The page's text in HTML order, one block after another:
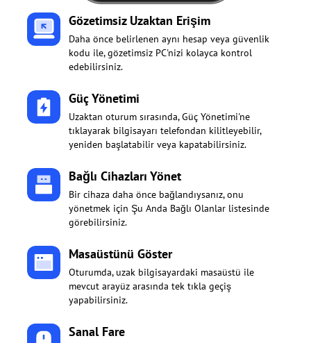
Gözetimsiz Uzaktan Erişim
Daha önce belirlenen aynı hesap veya güvenlik
kodu ile, gözetimsiz PC'nizi kolayca kontrol
edebilirsiniz.
Güç Yönetimi
Uzaktan oturum sırasında, Güç Yönetimi'ne
tıklayarak bilgisayarı telefondan kilitleyebilir,
yeniden başlatabilir veya kapatabilirsiniz.
Bağlı Cihazları Yönet
Bir cihaza daha önce bağlandıysanız, onu
yönetmek için Şu Anda Bağlı Olanlar listesinde
görebilirsiniz.
Masaüstünü Göster
Oturumda, uzak bilgisayardaki masaüstü ile
mevcut arayüz arasında tek tıkla geçiş
yapabilirsiniz.
Sanal Fare